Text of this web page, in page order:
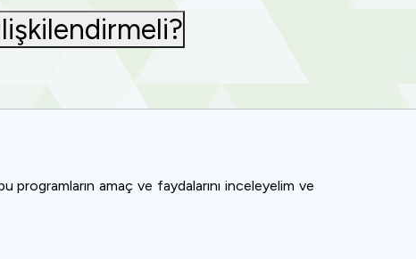
programların amaç ve faydalarını inceleyelim ve